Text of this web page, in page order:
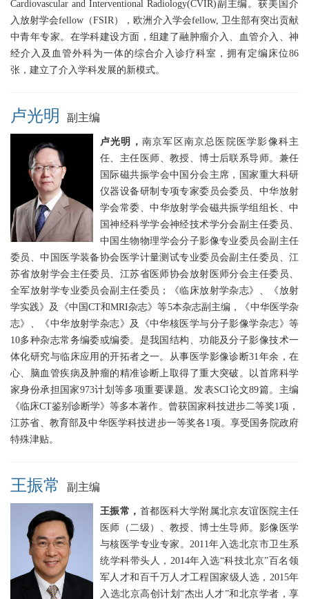
Cardiovascular and Interventional Radiology(CVIR)副主编。获美国介
入放射学会fellow（FSIR），欧洲介入学会fellow, 卫生部有突出贡献
中青年专家。在学科建设方面，组建了融肿瘤介入、血管介入、神
经介入及血管外科为一体的综合介入诊疗科室，拥有定编床位86
张，建立了介入学科发展的新模式。
卢光明 副主编
卢光明， 南京军区南京总医院医学影像科主
任、主任医师、教授、博士后联系导师。兼任
国际磁共振学会中国分会主席，国家重大科研
仪器设备研制专项专家委员会委员、中华放射
学会常委、中华放射学会磁共振学组组长、中
国神经科学学会神经技术学分会副主任委员、
中国生物物理学会分子影像专业委员会副主任
委员、中国医学装备协会医学计量测试专业委员会副主任委员、江
苏省放射学会主任委员、江苏省医师协会放射医师分会主任委员、
全军放射学专业委员会副主任委员；《临床放射学杂志》、《放射
学实践》及《中国CT和MRI杂志》等5本杂志副主编，《中华医学杂
志》、《中华放射学杂志》及《中华核医学与分子影像学杂志》等
10多种杂志常务编委或编委。是我国结构、功能及分子影像技术一
体化研究与临床应用的开拓者之一。从事医学影像诊断31年余，在
心、脑血管疾病及肿瘤的精准诊断上取得了重大突破。以首席科学
家身份承担国家973计划等多项重要课题。发表SCI论文89篇。主编
《临床CT鉴别诊断学》等多本著作。曾获国家科技进步二等奖1项，
江苏省、教育部及中华医学科技进步一等奖各1项。享受国务院政府
特殊津贴。
王振常 副主编
王振常， 首都医科大学附属北京友谊医院主任
医师（二级）、教授、博士生导师。影像医学
与核医学专业专家。2011年入选北京市卫生系
统学科带头人，2014年入选“科技北京”百名领
军人才和百千万人才工程国家级人选，2015年
入选北京高创计划“杰出人才”和北京学者，享